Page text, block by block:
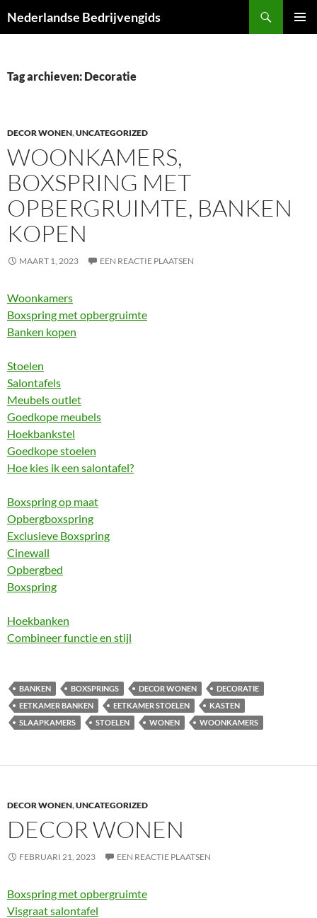
naar
Nederlandse Bedrijvengids
Tag archieven: Decoratie
DECOR WONEN,UNCATEGORIZED
WOONKAMERS,
BOXSPRING MET
OPBERGRUIMTE, BANKEN
KOPEN
MAART 1, 2023 EEN REACTIE PLAATSEN
Woonkamers
Boxspring met opbergruimte
Banken kopen
Stoelen
Salontafels
Meubels outlet
Goedkope meubels
Hoekbankstel
Goedkope stoelen
Hoe kies ik een salontafel?
Boxspring op maat
Opbergboxspring
Exclusieve Boxspring
Cinewall
Opbergbed
Boxspring
Hoekbanken
Combineer functie en stijl
BANKEN BOXSPRINGS DECOR WONEN
DECORATIE
EETKAMER BANKEN
EETKAMER STOELEN
KASTEN
SLAAPKAMERS
STOELEN WONEN WOONKAMERS
DECOR WONEN,UNCATEGORIZED
DECOR WONEN
FEBRUARI 21, 2023 EEN REACTIE PLAATSEN
Boxspring met opbergruimte
Visgraat salontafel